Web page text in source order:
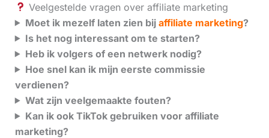
Veelgestelde vragen over affiliate marketing
Moet ik mezelf laten zien bij affiliate marketing?
Is het nog interessant om te starten?
Heb ik volgers of een netwerk nodig?
Hoe snel kan ik mijn eerste commissie
verdienen?
Wat zijn veelgemaakte fouten?
Kan ik ook TikTok gebruiken voor affiliate
marketing?